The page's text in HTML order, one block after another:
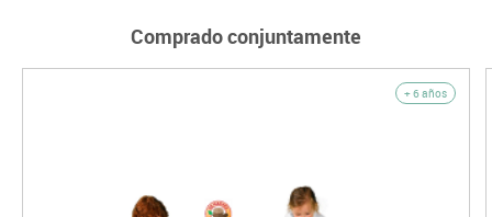
Comprado conjuntamente
+ 6 años